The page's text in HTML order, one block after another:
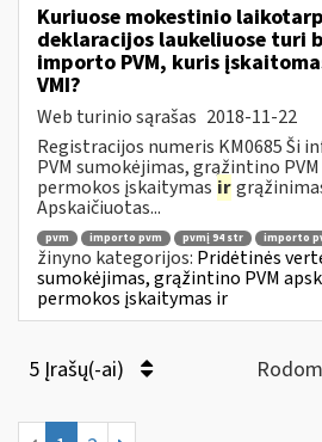
Kuriuose mokestinio
deklaracijos laukeliuose turi
importo PVM, kuris
VMI?
Web turinio sąrašas 2018-11-22
Registracijos numeris KM0685 Ši
PVM sumokėjimas, grąžintino
permokos įskaitymas ir
Apskaičiuotas...
pvm importo pvm pvmį 94 str importo
žinyno kategorijos: Pridėtinės
sumokėjimas, grąžintino PVM
permokos įskaitymas ir
5 Įrašų(-ai)